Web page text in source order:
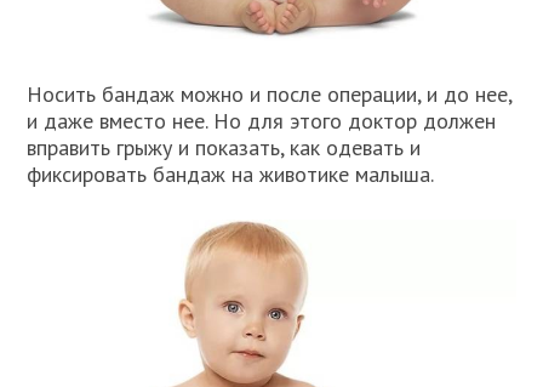
Носить бандаж можно и после операции, и до нее,
и даже вместо нее. Но для этого доктор должен
вправить грыжу и показать, как одевать и
фиксировать бандаж на животике малыша.